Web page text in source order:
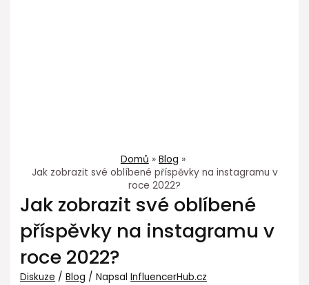
Domů
Blog
Jak zobrazit své oblíbené příspěvky na instagramu v
roce 2022?
Jak zobrazit své oblíbené
příspěvky na instagramu v
roce 2022?
Diskuze /Blog / NapsalInfluencerHub.cz